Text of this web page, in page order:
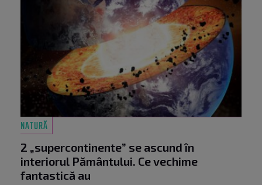
NATURĂ
2 „supercontinente” se ascund în
interiorul Pământului. Ce vechime
fantastică au